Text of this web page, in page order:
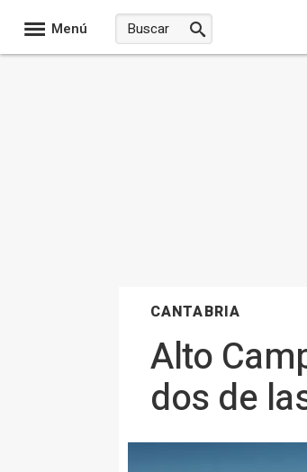
Menú
CANTABRIA
Alto
dos de